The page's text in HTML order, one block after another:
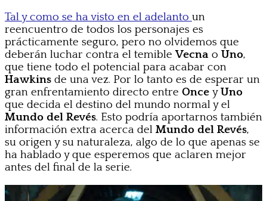
Tal y como se ha visto en el adelanto un
reencuentro de todos los personajes es
prácticamente seguro, pero no olvidemos que
deberán luchar contra el temibleVecna o Uno,
que tiene todo el potencial para acabar con
Hawkins de una vez. Por lo tanto es de esperar un
gran enfrentamiento directo entre Once yUno
que decida el destino del mundo normal y el
Mundo del Revés. Esto podría aportarnos también
información extra acerca del Mundo del Revés,
su origen y su naturaleza, algo de lo que apenas se
ha hablado y que esperemos que aclaren mejor
antes del final de la serie.